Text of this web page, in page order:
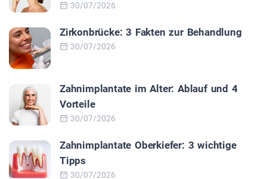
30/07/2026
Zirkonbrücke: 3 Fakten zur Behandlung
30/07/2026
Zahnimplantate im Alter: Ablauf und 4
Vorteile
30/07/2026
Zahnimplantate Oberkiefer: 3 wichtige
Tipps
30/07/2026